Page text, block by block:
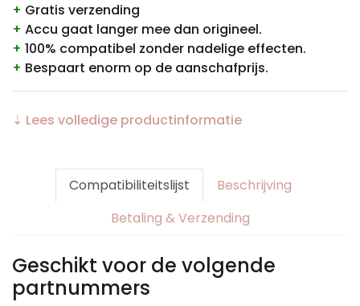
+ Gratis verzending
+ Accu gaat langer mee dan origineel.
+ 100% compatibel zonder nadelige effecten.
+ Bespaart enorm op de aanschafprijs.
⇣ Lees volledige productinformatie
Compatibiliteitslijst
Beschrijving
Betaling & Verzending
Geschikt voor de volgende
partnummers